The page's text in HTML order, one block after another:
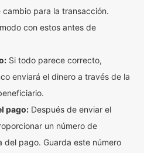
para la transacción.
con estos antes de
Si todo parece correcto,
enviará el dinero a través de la
pago: Después de enviar el
un número de
del pago. Guarda este número